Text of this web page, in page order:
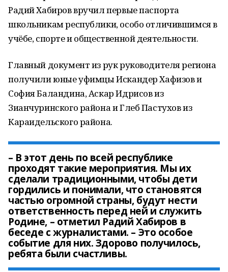
Радий Хабиров вручил первые паспорта
школьникам республики, особо отличившимся в
учёбе, спорте и общественной деятельности.
Главный документ из рук руководителя региона
получили юные уфимцы Искандер Хафизов и
София Баландина, Аскар Идрисов из
Зианчуринского района и Глеб Пастухов из
Караидельского района.
– В этот день по всей республике
проходят такие мероприятия. Мы их
сделали традиционными, чтобы дети
гордились и понимали, что становятся
частью огромной страны, будут нести
ответственность перед ней и служить
Родине, – отметил Радий Хабиров в
беседе с журналистами. – Это особое
событие для них. Здорово получилось,
ребята были счастливы.